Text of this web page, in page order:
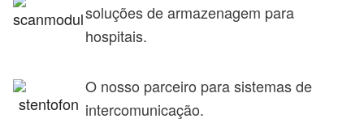
soluções de armazenagem para
hospitais.
O nosso parceiro para sistemas de
intercomunicação.